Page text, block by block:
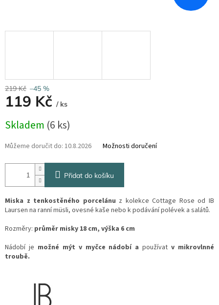
219 Kč –45 %
119 Kč / ks
cena:
Skladem (6 ks)
Můžeme doručit do: 10.8.2026 Možnosti doručení
Přidat do košíku
Miska z tenkostěného porcelánu z kolekce Cottage Rose od IB
Laursen na ranní müsli, ovesné kaše nebo k podávání polévek a salátů.
Rozměry: průměr misky 18 cm, výška 6 cm
Nádobí je možné mýt v myčce nádobí apoužívat v mikrovlnné
troubě.